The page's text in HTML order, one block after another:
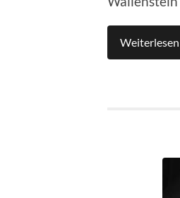
Weiterlesen